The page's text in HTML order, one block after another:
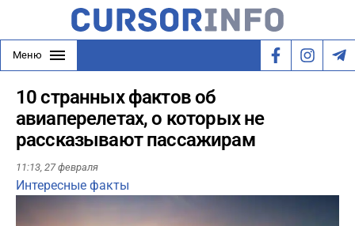
Меню
10 странных фактов об
авиаперелетах, о которых не
рассказывают пассажирам
11:13, 27 февраля
Интересные факты